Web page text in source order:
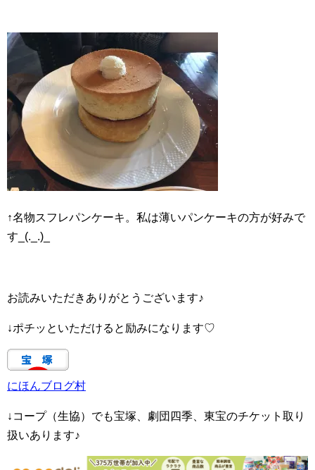
↑名物スフレパンケーキ。私は薄いパンケーキの方が好みで
す_(._.)_
お読みいただきありがとうございます♪
↓ポチッといただけると励みになります♡
にほんブログ村
↓コープ（生協）でも宝塚、劇団四季、東宝のチケット取り
扱いあります♪